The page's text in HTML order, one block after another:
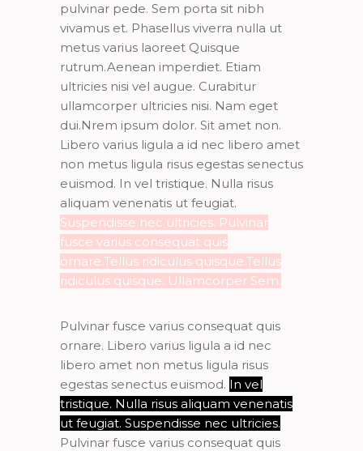
pulvinar pede. Sem porta sit nibh
vivamus et. Phasellus viverra nulla ut
metus varius laoreet Quisque
rutrum.Aenean imperdiet. Etiam
ultricies nisi vel augue. Curabitur
ullamcorper ultricies nisi. Nam eget
dui.Nrem ipsum dolor. Sit amet non.
Libero varius ligula a id nec libero amet
non metus ligula risus egestas senectus
euismod. In vel tristique. Nulla risus
aliquam venenatis ut feugiat.
Suspendisse nec ultricies. Pulvinar
fusce varius consequat quis
ornare.Tellus ridiculus quisque.Tellus
ridiculus quisque. Ullamcorper Sem.
Pulvinar fusce varius consequat quis
ornare. Libero varius ligula a id nec
libero amet non metus ligula risus
egestas senectus euismod. In vel
tristique. Nulla risus aliquam venenatis
ut feugiat. Suspendisse nec ultricies.
Pulvinar fusce varius consequat quis